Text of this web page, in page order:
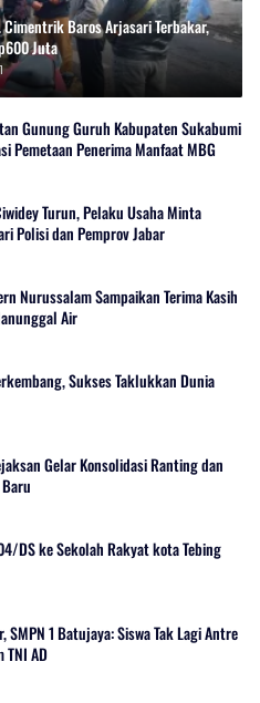
Cimentrik Baros Arjasari Terbakar,
Juta
Gunung Guruh Kabupaten Sukabumi
Pemetaan Penerima Manfaat MBG
Turun, Pelaku Usaha Minta
Polisi dan Pemprov Jabar
Nurussalam Sampaikan Terima Kasih
Air
Sukses Taklukkan Dunia
Gelar Konsolidasi Ranting dan
DS ke Sekolah Rakyat kota Tebing
1 Batujaya: Siswa Tak Lagi Antre
AD